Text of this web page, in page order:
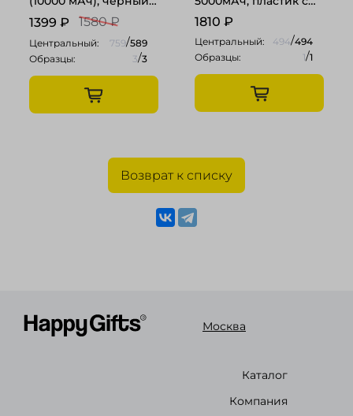
14х6.8х1,5 см
1399 ₽ 1580 ₽
Центральный: 759/589
Образцы:
3/3
пшеничным
1810 ₽
Центральный: 494/494
Образцы:
1/1
Возврат к списку
Москва
Каталог
Компания